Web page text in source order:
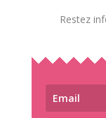
Restez